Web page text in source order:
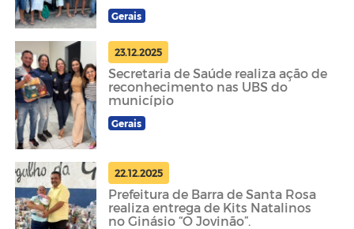
Gerais
23.12.2025
Secretaria de Saúde realiza ação de
reconhecimento nas UBS do
município
Gerais
22.12.2025
Prefeitura de Barra de Santa Rosa
realiza entrega de Kits Natalinos
no Ginásio “O Jovinão”.